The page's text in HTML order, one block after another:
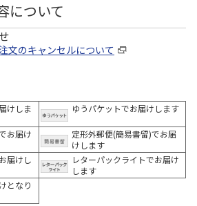
について
文のキャンセルについて
けしま
ゆうパケットでお届けします
お届け
定形外郵便(簡易書留)でお届
けします
届けし
レターパックライトでお届け
します
となり